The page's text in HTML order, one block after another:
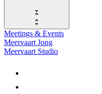
Meetings & Events
Meervaart Jong
Meervaart Studio